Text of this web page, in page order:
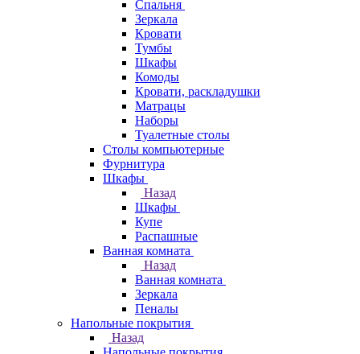
Спальня
Зеркала
Кровати
Тумбы
Шкафы
Комоды
Кровати, раскладушки
Матрацы
Наборы
Туалетные столы
Столы компьютерные
Фурнитура
Шкафы
Назад
Шкафы
Купе
Распашные
Ванная комната
Назад
Ванная комната
Зеркала
Пеналы
Напольные покрытия
Назад